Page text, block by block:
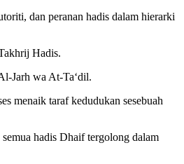
dan peranan hadis dalam hierarki
Hadis.
Jarh wa At-Ta‘dil.
menaik taraf kedudukan sesebuah
hadis Dhaif tergolong dalam